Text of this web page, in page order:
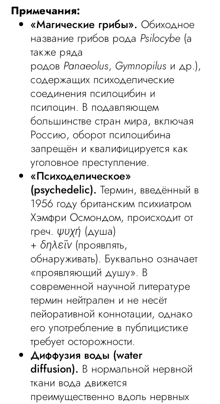
Примечания:
«Магические грибы». Обиходное
название грибов рода Psilocybe (а
также ряда
родов Panaeolus, Gymnopilus и др.),
содержащих психоделические
соединения псилоцибин и
псилоцин. В подавляющем
большинстве стран мира, включая
Россию, оборот псилоцибина
запрещён и квалифицируется как
уголовное преступление.
«Психоделическое»
(psychedelic). Термин, введённый в
1956 году британским психиатром
Хэмфри Осмондом, происходит от
греч. ψυχή (душа)
+δηλεῖν(проявлять,
обнаруживать). Буквально означает
«проявляющий душу». В
современной научной литературе
термин нейтрален и не несёт
пейоративной коннотации, однако
его употребление в публицистике
требует осторожности.
Диффузия воды (water
diffusion). В нормальной нервной
ткани вода движется
преимущественно вдоль нервных